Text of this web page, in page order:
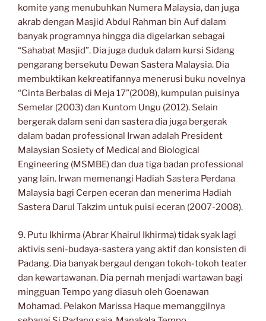
komite yang menubuhkan Numera Malaysia, dan juga
akrab dengan Masjid Abdul Rahman bin Auf dalam
banyak programnya hingga dia digelarkan sebagai
“Sahabat Masjid”. Dia juga duduk dalam kursi Sidang
pengarang bersekutu Dewan Sastera Malaysia. Dia
membuktikan kekreatifannya menerusi buku novelnya
“Cinta Berbalas di Meja 17”(2008), kumpulan puisinya
Semelar (2003) dan Kuntom Ungu (2012). Selain
bergerak dalam seni dan sastera dia juga bergerak
dalam badan professional Irwan adalah President
Malaysian Sosiety of Medical and Biological
Engineering (MSMBE) dan dua tiga badan professional
yang lain. Irwan memenangi Hadiah Sastera Perdana
Malaysia bagi Cerpen eceran dan menerima Hadiah
Sastera Darul Takzim untuk puisi eceran (2007-2008).
9. Putu Ikhirma (Abrar Khairul Ikhirma) tidak syak lagi
aktivis seni-budaya-sastera yang aktif dan konsisten di
Padang. Dia banyak bergaul dengan tokoh-tokoh teater
dan kewartawanan. Dia pernah menjadi wartawan bagi
mingguan Tempo yang diasuh oleh Goenawan
Mohamad. Pelakon Marissa Haque memanggilnya